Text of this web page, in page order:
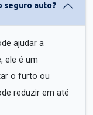
seguro auto?
ajudar a
ele é um
o furto ou
reduzir em até